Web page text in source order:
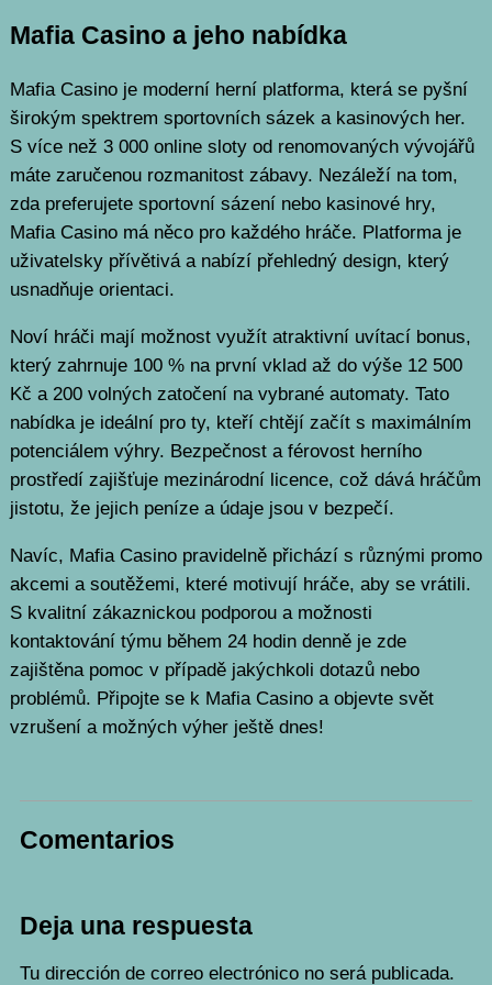
Mafia Casino a jeho nabídka
Mafia Casino je moderní herní platforma, která se pyšní
širokým spektrem sportovních sázek a kasinových her.
S více než 3 000 online sloty od renomovaných vývojářů
máte zaručenou rozmanitost zábavy. Nezáleží na tom,
zda preferujete sportovní sázení nebo kasinové hry,
Mafia Casino má něco pro každého hráče. Platforma je
uživatelsky přívětivá a nabízí přehledný design, který
usnadňuje orientaci.
Noví hráči mají možnost využít atraktivní uvítací bonus,
který zahrnuje 100 % na první vklad až do výše 12 500
Kč a 200 volných zatočení na vybrané automaty. Tato
nabídka je ideální pro ty, kteří chtějí začít s maximálním
potenciálem výhry. Bezpečnost a férovost herního
prostředí zajišťuje mezinárodní licence, což dává hráčům
jistotu, že jejich peníze a údaje jsou v bezpečí.
Navíc, Mafia Casino pravidelně přichází s různými promo
akcemi a soutěžemi, které motivují hráče, aby se vrátili.
S kvalitní zákaznickou podporou a možnosti
kontaktování týmu během 24 hodin denně je zde
zajištěna pomoc v případě jakýchkoli dotazů nebo
problémů. Připojte se k Mafia Casino a objevte svět
vzrušení a možných výher ještě dnes!
Comentarios
Deja una respuesta
Tu dirección de correo electrónico no será publicada.